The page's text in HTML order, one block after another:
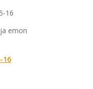
16
emon
16